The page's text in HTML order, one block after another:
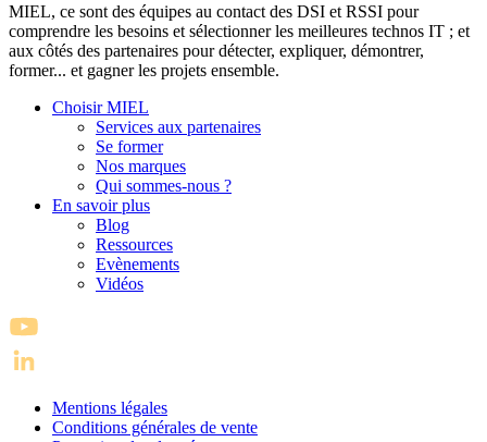
MIEL, ce sont des équipes au contact des DSI et RSSI pour
comprendre les besoins et sélectionner les meilleures technos IT ; et
aux côtés des partenaires pour détecter, expliquer, démontrer,
former... et gagner les projets ensemble.
Choisir MIEL
Services aux partenaires
Se former
Nos marques
Qui sommes-nous ?
En savoir plus
Blog
Ressources
Evènements
Vidéos
Mentions légales
Conditions générales de vente